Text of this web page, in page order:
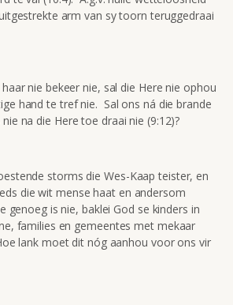
arm van sy toorn teruggedraai
nie bekeer nie, sal die Here nie ophou
hand te tref nie. Sal ons ná die brande
na die Here toe draai nie (9:12)?
storms die Wes-Kaap teister, en
die wit mense haat en andersom
genoeg is nie, baklei God se kinders in
families en gemeentes met mekaar
lank moet dit nóg aanhou voor ons vir